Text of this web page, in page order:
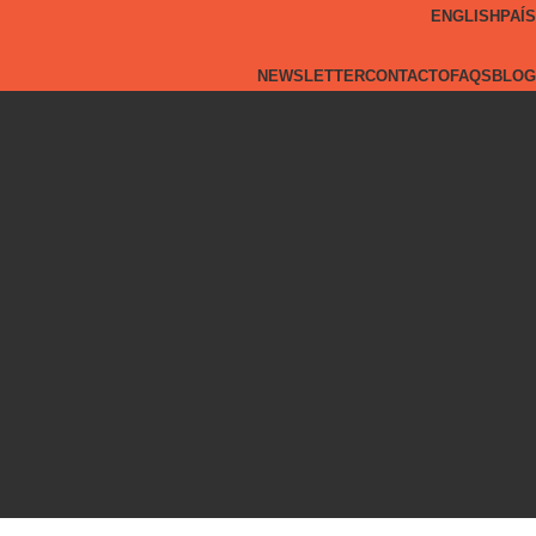
ENGLISH PAÍS
NEWSLETTERCONTACTOFAQS BLOG